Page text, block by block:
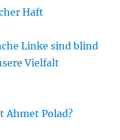
Haft
Linke sind blind
Vielfalt
Ahmet Polad?